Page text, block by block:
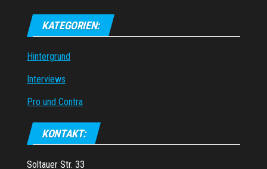
KATEGORIEN:
Hintergrund
Interviews
Pro und Contra
KONTAKT:
Soltauer Str. 33